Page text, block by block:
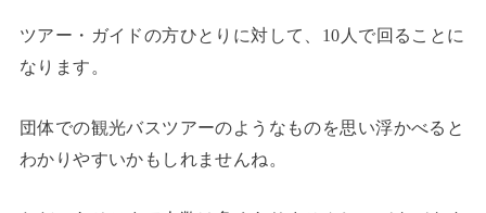
ツアー・ガイドの方ひとりに対して、10人で回ることに
なります。
団体での観光バスツアーのようなものを思い浮かべると
わかりやすいかもしれませんね。